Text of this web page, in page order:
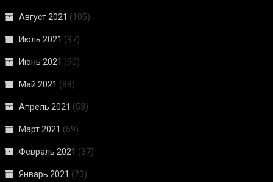
Август 2021 (105)
Июль 2021 (97)
Июнь 2021 (90)
Май 2021 (88)
Апрель 2021 (53)
Март 2021 (59)
Февраль 2021 (37)
Январь 2021 (23)